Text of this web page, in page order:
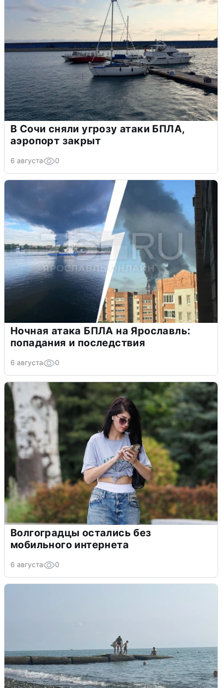
В Сочи сняли угрозу атаки БПЛА,
аэропорт закрыт
6 августа 0
Ночная атака БПЛА на Ярославль:
попадания и последствия
6 августа 0
Волгоградцы остались без
мобильного интернета
6 августа 0